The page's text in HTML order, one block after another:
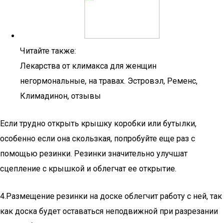
Читайте также:
Лекарства от климакса для женщин
негормональные, на травах. Эстровэл, Ременс,
Климадинон, отзывы
Если трудно открыть крышку коробки или бутылки,
особенно если она скользкая, попробуйте еще раз с
помощью резинки. Резинки значительно улучшат
сцепление с крышкой и облегчат ее открытие.
4.Размещение резинки на доске облегчит работу с ней, так
как доска будет оставаться неподвижной при разрезании